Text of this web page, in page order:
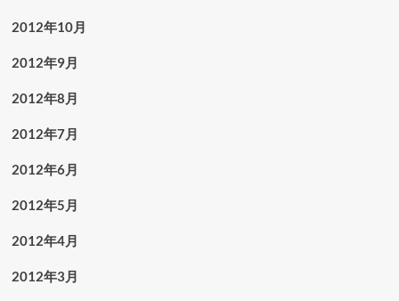
2012年10月
2012年9月
2012年8月
2012年7月
2012年6月
2012年5月
2012年4月
2012年3月